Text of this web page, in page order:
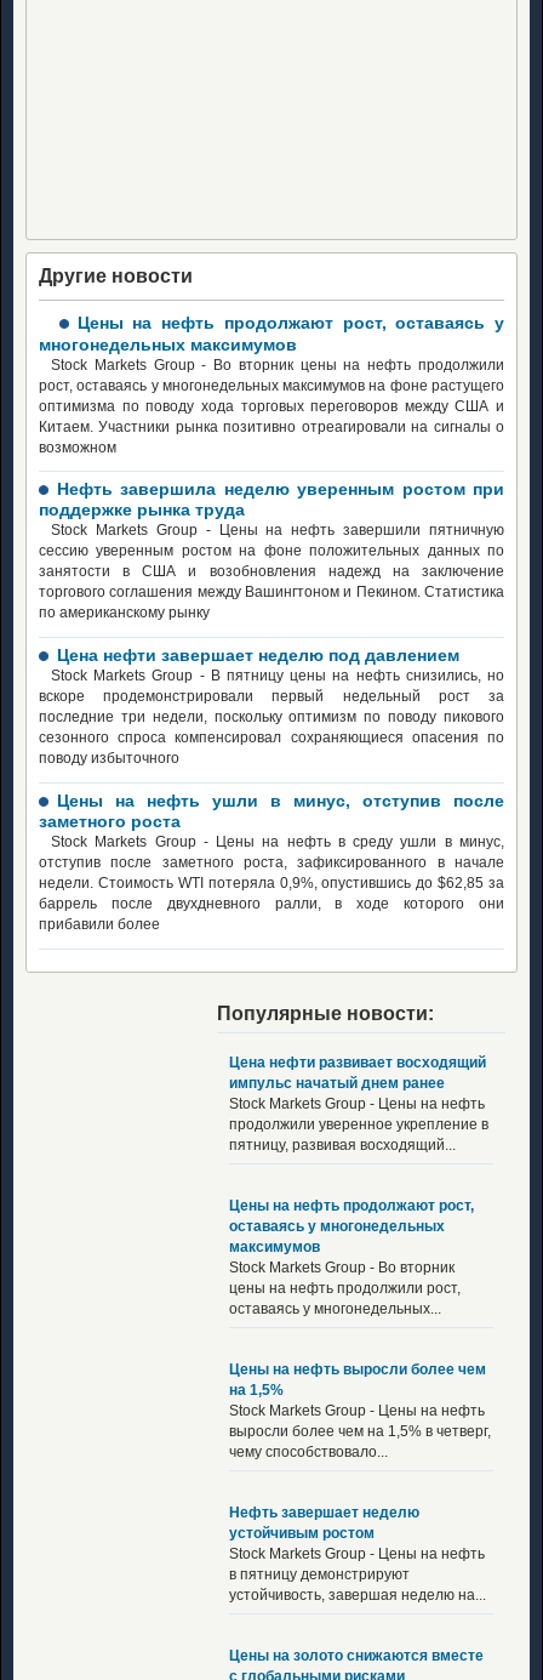
Другие новости
Цены на нефть продолжают рост, оставаясь у
многонедельных максимумов
Stock Markets Group - Во вторник цены на нефть продолжили
рост, оставаясь у многонедельных максимумов на фоне растущего
оптимизма по поводу хода торговых переговоров между США и
Китаем. Участники рынка позитивно отреагировали на сигналы о
возможном
Нефть завершила неделю уверенным ростом при
поддержке рынка труда
Stock Markets Group - Цены на нефть завершили пятничную
сессию уверенным ростом на фоне положительных данных по
занятости в США и возобновления надежд на заключение
торгового соглашения между Вашингтоном и Пекином. Статистика
по американскому рынку
Цена нефти завершает неделю под давлением
Stock Markets Group - В пятницу цены на нефть снизились, но
вскоре продемонстрировали первый недельный рост за
последние три недели, поскольку оптимизм по поводу пикового
сезонного спроса компенсировал сохраняющиеся опасения по
поводу избыточного
Цены на нефть ушли в минус, отступив после
заметного роста
Stock Markets Group - Цены на нефть в среду ушли в минус,
отступив после заметного роста, зафиксированного в начале
недели. Стоимость WTI потеряла 0,9%, опустившись до $62,85 за
баррель после двухдневного ралли, в ходе которого они
прибавили более
Популярные новости:
Цена нефти развивает восходящий
импульс начатый днем ранее
Stock Markets Group - Цены на нефть
продолжили уверенное укрепление в
пятницу, развивая восходящий...
Цены на нефть продолжают рост,
оставаясь у многонедельных
максимумов
Stock Markets Group - Во вторник
цены на нефть продолжили рост,
оставаясь у многонедельных...
Цены на нефть выросли более чем
на 1,5%
Stock Markets Group - Цены на нефть
выросли более чем на 1,5% в четверг,
чему способствовало...
Нефть завершает неделю
устойчивым ростом
Stock Markets Group - Цены на нефть
в пятницу демонстрируют
устойчивость, завершая неделю на...
Цены на золото снижаются вместе
с глобальными рисками